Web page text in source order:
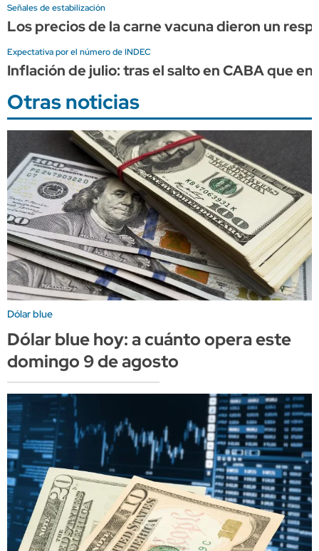
Señales de estabilización
Los precios de la carne vacuna dieron un
Expectativa por el número de INDEC
Inflación de julio: tras el salto en CABA que
Otras noticias
Dólar blue
Dólar blue hoy: a cuánto opera este
domingo 9 de agosto